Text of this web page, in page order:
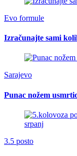
Evo formule
Izračunajte sami
Sarajevo
Punac nožem
3.5 posto